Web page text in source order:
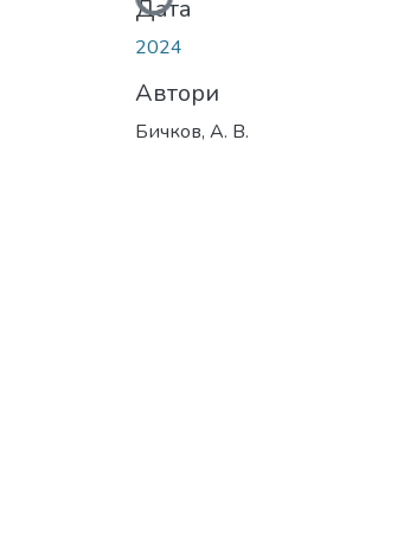
Дата
2024
Автори
Бичков, А. В.